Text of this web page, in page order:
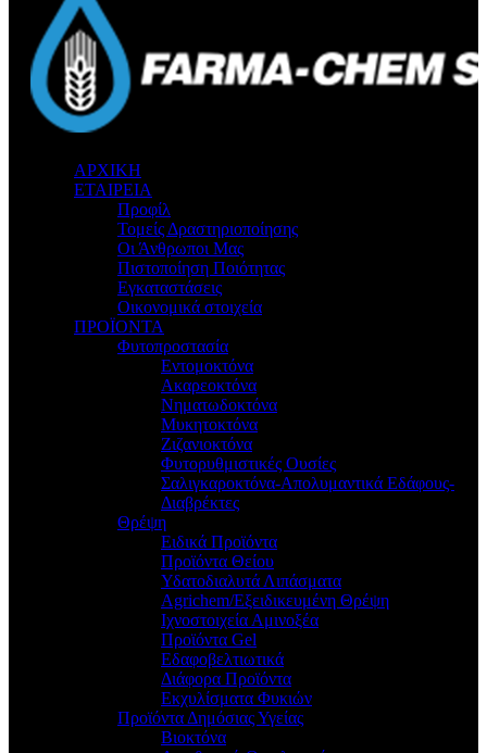
ΑΡΧΙΚΗ
ΕΤΑΙΡΕΙΑ
Προφίλ
Τομείς Δραστηριοποίησης
Οι Άνθρωποι Μας
Πιστοποίηση Ποιότητας
Εγκαταστάσεις
Οικονομικά στοιχεία
ΠΡΟΪΟΝΤΑ
Φυτοπροστασία
Εντομοκτόνα
Ακαρεοκτόνα
Νηματωδοκτόνα
Μυκητοκτόνα
Ζιζανιοκτόνα
Φυτορυθμιστικές Ουσίες
Σαλιγκαροκτόνα-Απολυμαντικά Εδάφους-
Διαβρέκτες
Θρέψη
Ειδικά Προϊόντα
Προϊόντα Θείου
Υδατοδιαλυτά Λιπάσματα
Agrichem/Εξειδικευμένη Θρέψη
Ιχνοστοιχεία Αμινοξέα
Προϊόντα Gel
Εδαφοβελτιωτικά
Διάφορα Προϊόντα
Εκχυλίσματα Φυκιών
Προϊόντα Δημόσιας Υγείας
Βιοκτόνα